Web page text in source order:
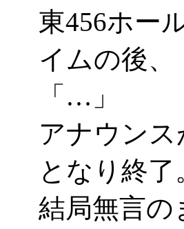
東456ホー
イムの後、
「…」
アナウン
となり終了
結局無言の